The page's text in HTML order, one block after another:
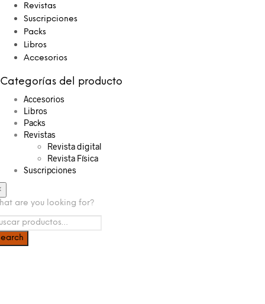
Revistas
Suscripciones
Packs
Libros
Accesorios
Categorías del producto
Accesorios
Libros
Packs
Revistas
Revista digital
Revista Física
Suscripciones
are you looking for?